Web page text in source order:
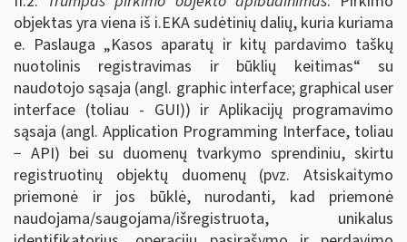
objektas yra viena iš i.EKA sudėtinių dalių, kuria kuriama
e. Paslauga „Kasos aparatų ir kitų pardavimo taškų
nuotolinis registravimas ir būklių keitimas“ su
naudotojo sąsaja (angl. graphic interface; graphical user
interface (toliau - GUI)) ir Aplikacijų programavimo
sąsaja (angl. Application Programming Interface, toliau
− API) bei su duomenų tvarkymo sprendiniu, skirtu
registruotinų objektų duomenų (pvz. Atsiskaitymo
priemonė ir jos būklė, nurodanti, kad priemonė
naudojama/saugojama/išregistruota, unikalus